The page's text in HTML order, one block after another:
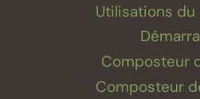
Utilisations
Composteur
Composteur